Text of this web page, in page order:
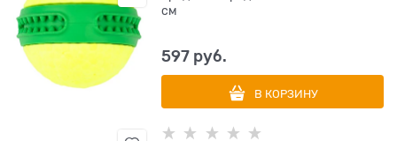
см
597 руб.
В КОРЗИНУ